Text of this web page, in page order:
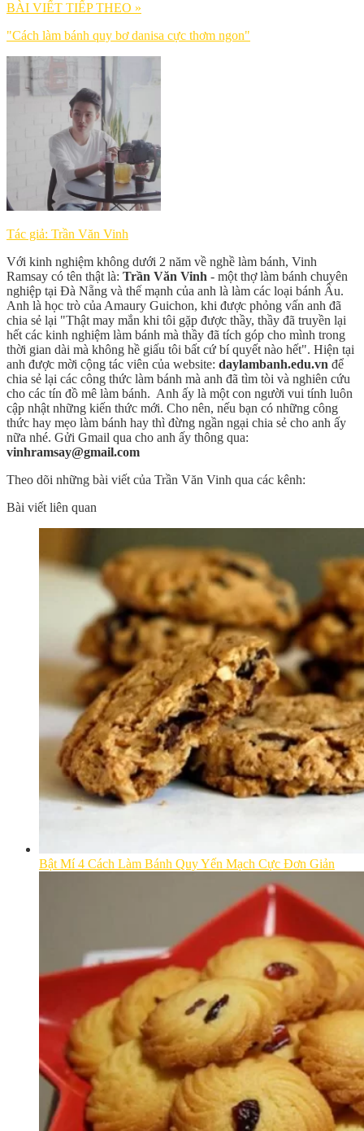
BÀI VIẾT TIẾP THEO »
"Cách làm bánh quy bơ danisa cực thơm ngon"
Tác giả: Trần Văn Vinh
Với kinh nghiệm không dưới 2 năm về nghề làm bánh, Vinh
Ramsay có tên thật là: Trần Văn Vinh - một thợ làm bánh chuyên
nghiệp tại Đà Nẵng và thế mạnh của anh là làm các loại bánh Âu.
Anh là học trò của Amaury Guichon, khi được phỏng vấn anh đã
chia sẻ lại "Thật may mắn khi tôi gặp được thầy, thầy đã truyền lại
hết các kinh nghiệm làm bánh mà thầy đã tích góp cho mình trong
thời gian dài mà không hề giấu tôi bất cứ bí quyết nào hết". Hiện tại
anh được mời cộng tác viên của website: daylambanh.edu.vn để
chia sẻ lại các công thức làm bánh mà anh đã tìm tòi và nghiên cứu
cho các tín đồ mê làm bánh. Anh ấy là một con người vui tính luôn
cập nhật những kiến thức mới. Cho nên, nếu bạn có những công
thức hay mẹo làm bánh hay thì đừng ngần ngại chia sẻ cho anh ấy
nữa nhé. Gửi Gmail qua cho anh ấy thông qua:
vinhramsay@gmail.com
Theo dõi những bài viết của Trần Văn Vinh qua các kênh:
Bài viết liên quan
Bật Mí 4 Cách Làm Bánh Quy Yến Mạch Cực Đơn Giản